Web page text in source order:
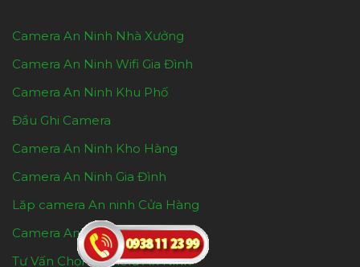
Camera An Ninh Nhà Xưởng
Camera An Ninh Wifi Gia Đình
Camera An Ninh Khu Phố
Đầu Ghi Camera
Camera An Ninh Kho Hàng
Camera An Ninh Gia Đình
Lăp camera An ninh Cửa Hàng
Camera An Ninh Cho shop
Tư Vấn Chọn camera An Ninh